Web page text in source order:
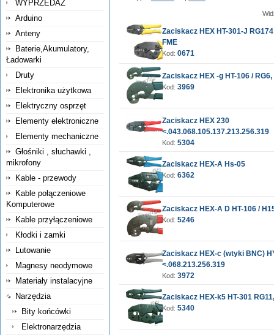
WYPRZEDAŻ
Arduino
Anteny
Baterie,Akumulatory,
Ładowarki
Druty
Elektronika użytkowa
Elektryczny osprzęt
Elementy elektroniczne
Elementy mechaniczne
Głośniki , słuchawki ,
mikrofony
Kable - przewody
Kable połączeniowe
Komputerowe
Kable przyłączeniowe
Kłodki i zamki
Lutowanie
Magnesy neodymowe
Materiały instalacyjne
Narzędzia
Bity końcówki
Elektronarzędzia
Zaciskacz HEX HT-301-J
FME
Kod: 0671
Zaciskacz HEX -g HT-106 / RG6,
Kod: 3969
Zaciskacz HEX 230
<.043.068.105.137.213.256.319
Kod: 5304
Zaciskacz HEX-A Hs-05
Kod: 6362
Zaciskacz HEX-A D HT-106 /
Kod: 5246
Zaciskacz HEX-c (wtyki BNC)
<.068.213.256.319
Kod: 3972
Zaciskacz HEX-k5 HT-301
Kod: 5340